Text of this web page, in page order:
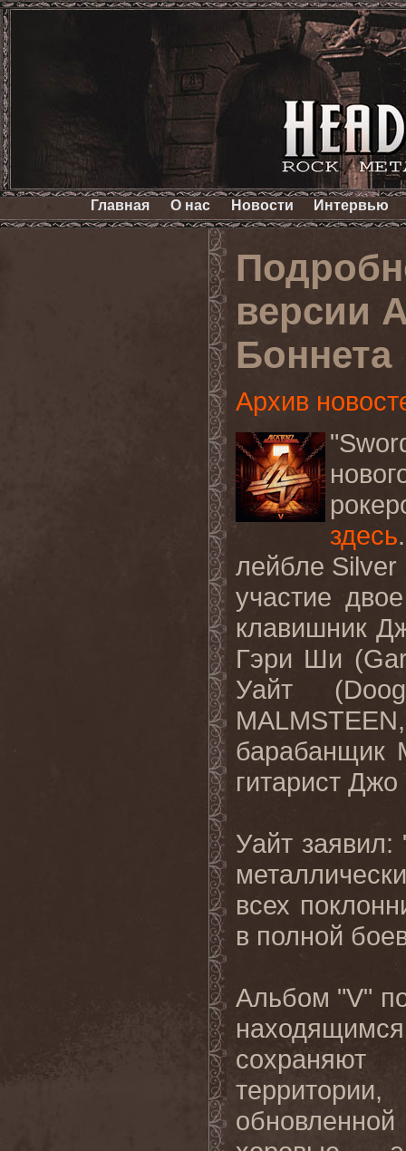
Главная О нас Новости Интервью
версии
Боннета
Архив
"
здесь
лейбле
участие двое
клавишник
Гэри Ши
Уайт
барабанщик
гитарист Джо
Уайт заявил:
всех
в полной
Альбом "V"
находящимся